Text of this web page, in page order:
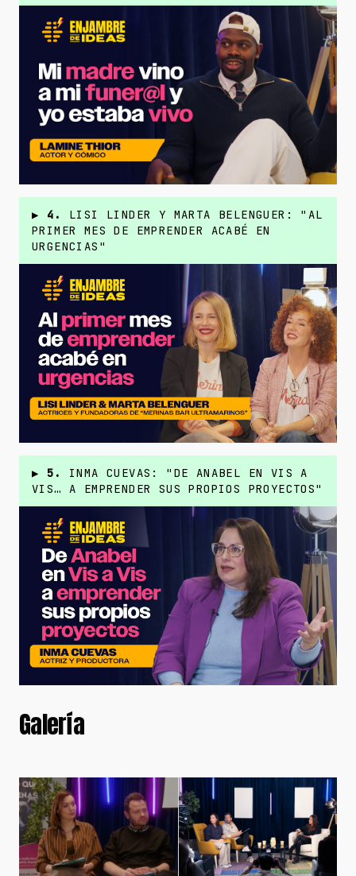
▶ 4.
LISI LINDER Y MARTA BELENGUER: "AL
PRIMER MES DE EMPRENDER ACABÉ EN
URGENCIAS"
▶ 5.
INMA CUEVAS: "DE ANABEL EN VIS A
VIS… A EMPRENDER SUS PROPIOS PROYECTOS"
Galería